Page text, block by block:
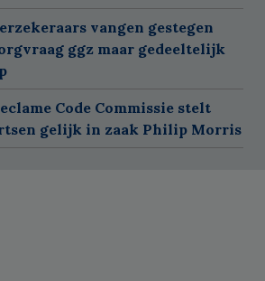
vangen gestegen
ggz maar gedeeltelijk
Code Commissie stelt
gelijk in zaak Philip Morris